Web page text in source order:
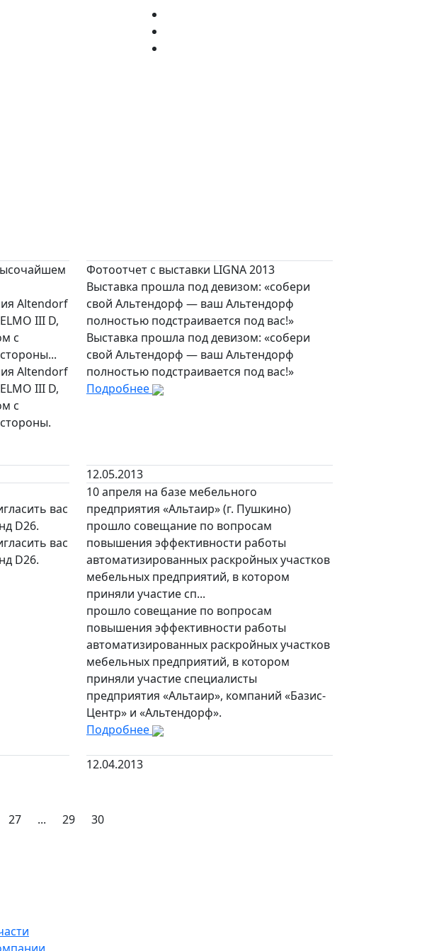
Altendorf
III D,
с
Altendorf
III D,
с
Фотоотчет с выставки LIGNA 2013
Выставка прошла под девизом: «собери
свой Альтендорф — ваш Альтендорф
полностью подстраивается под вас!»
Выставка прошла под девизом: «собери
свой Альтендорф — ваш Альтендорф
полностью подстраивается под вас!»
Подробнее
12.05.2013
вас
D26.
вас
D26.
10 апреля на базе мебельного
предприятия «Альтаир» (г. Пушкино)
прошло совещание по вопросам
повышения эффективности работы
автоматизированных раскройных участков
мебельных предприятий, в котором
приняли участие сп...
прошло совещание по вопросам
повышения эффективности работы
автоматизированных раскройных участков
мебельных предприятий, в котором
приняли участие специалисты
предприятия «Альтаир», компаний «Базис-
Центр» и «Альтендорф».
Подробнее
12.04.2013
27 ... 29 30